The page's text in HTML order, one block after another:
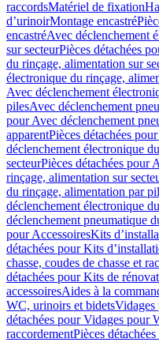
raccordsMatériel de fixation
dʼurinoirMontage encastré
encastréAvec déclenchement
sur secteurPièces détachées
du rinçage, alimentation sur
électronique du rinçage,
Avec déclenchement
pilesAvec déclenchement
pour Avec déclenchement
apparentPièces détachées
déclenchement électronique
secteurPièces détachées pour
rinçage, alimentation sur
du rinçage, alimentation par
déclenchement électronique
déclenchement pneumatique
pour AccessoiresKits
détachées pour Kits
chasse, coudes de chasse et
détachées pour Kits de
accessoiresAides à la
WC, urinoirs et bidetsVidages
détachées pour Vidages pour
raccordementPièces